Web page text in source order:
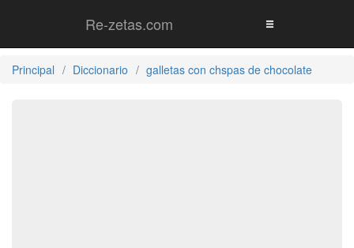
Re-zetas.com
Principal Diccionario galletas con chspas de chocolate